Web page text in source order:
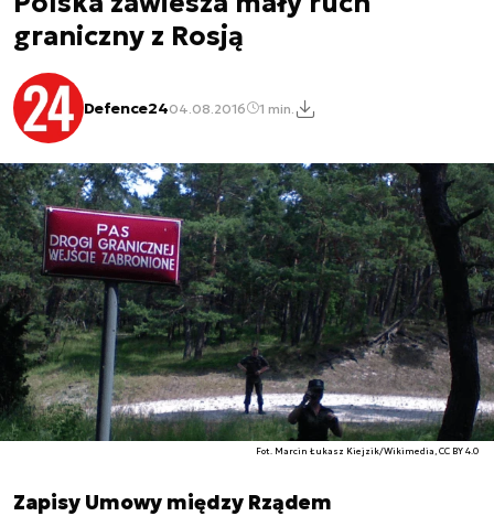
graniczny z Rosją
Defence2404.08.2016 1 min.
Fot. Marcin Łukasz Kiejzik/Wikimedia, CC BY 4.0
Zapisy Umowy między Rządem